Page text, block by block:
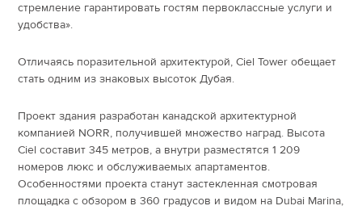
стремление гарантировать гостям первоклассные услуги и
удобства».
Отличаясь поразительной архитектурой, Ciel Tower обещает
стать одним из знаковых высоток Дубая.
Проект здания разработан канадской архитектурной
компанией NORR, получившей множество наград. Высота
Ciel составит 345 метров, а внутри разместятся 1 209
номеров люкс и обслуживаемых апартаментов.
Особенностями проекта станут застекленная смотровая
площадка с обзором в 360 градусов и видом на Dubai Marina,